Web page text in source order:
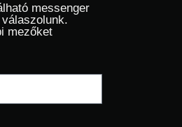
messenger
mezőket